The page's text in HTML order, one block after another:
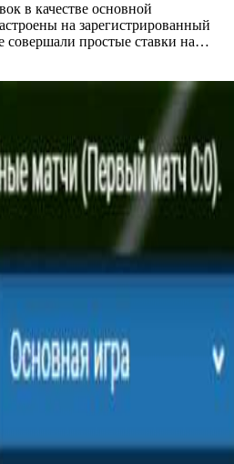
в качестве основной
на зарегистрированный
совершали простые ставки на…